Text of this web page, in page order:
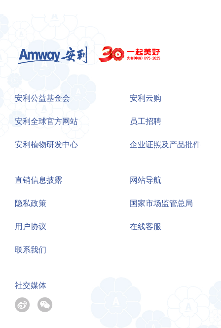
安利公益基金会
安利全球官方网站
安利植物研发中心
安利云购
员工招聘
企业证照及产品批件
直销信息披露
隐私政策
用户协议
联系我们
网站导航
国家市场监管总局
在线客服
社交媒体